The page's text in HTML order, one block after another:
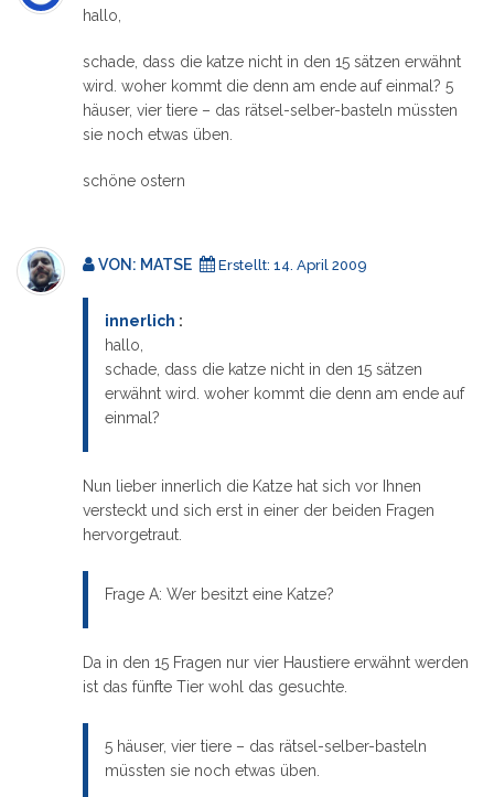
hallo,
schade, dass die katze nicht in den 15 sätzen erwähnt
wird. woher kommt die denn am ende auf einmal? 5
häuser, vier tiere – das rätsel-selber-basteln müssten
sie noch etwas üben.
schöne ostern
VON: MATSE Erstellt: 14. April 2009
innerlich :
hallo,
schade, dass die katze nicht in den 15 sätzen
erwähnt wird. woher kommt die denn am ende auf
einmal?
Nun lieber innerlich die Katze hat sich vor Ihnen
versteckt und sich erst in einer der beiden Fragen
hervorgetraut.
Frage A: Wer besitzt eine Katze?
Da in den 15 Fragen nur vier Haustiere erwähnt werden
ist das fünfte Tier wohl das gesuchte.
5 häuser, vier tiere – das rätsel-selber-basteln
müssten sie noch etwas üben.